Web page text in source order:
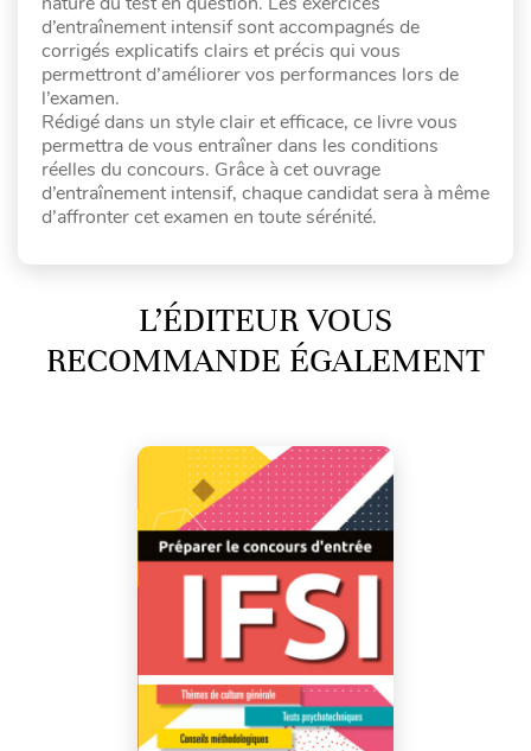
d’entraînement intensif sont accompagnés de
corrigés explicatifs clairs et précis qui vous
permettront d’améliorer vos performances lors de
l’examen.
Rédigé dans un style clair et efficace, ce livre vous
permettra de vous entraîner dans les conditions
réelles du concours. Grâce à cet ouvrage
d’entraînement intensif, chaque candidat sera à même
d’affronter cet examen en toute sérénité.
L’ÉDITEUR VOUS
RECOMMANDE ÉGALEMENT